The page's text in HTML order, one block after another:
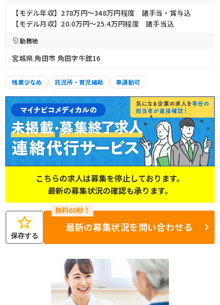
【モデル年収】278万円〜348万円程度 諸手当・賞与込
【モデル月収】20.0万円〜25.4万円程度 諸手当込
勤務地
宮城県 角田市 角田字牛舘16
残業少なめ 託児所・育児補助 車通勤可
こちらの求人は募集を停止しております。
最新の募集状況の確認も承ります。
star
保存する
最新の募集状況を問い合わせる